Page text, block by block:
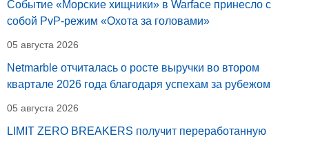
Событие «Морские хищники» в Warface принесло с
собой PvP-режим «Охота за головами»
05 августа 2026
Netmarble отчиталась о росте выручки во втором
квартале 2026 года благодаря успехам за рубежом
05 августа 2026
LIMIT ZERO BREAKERS получит переработанную